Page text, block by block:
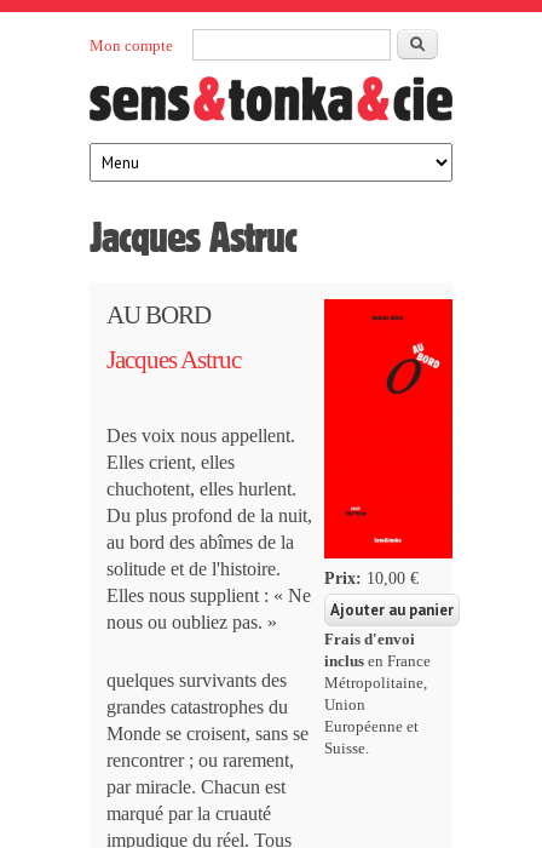
Rechercher
Mon compte
Sens et
Tonka
éditeurs
maison
d’édition
française
Jacques Astruc
AU BORD
Jacques Astruc
Des voix nous appellent.
Elles crient, elles
chuchotent, elles hurlent.
Du plus profond de la nuit,
au bord des abîmes de la
solitude et de l'histoire.
Elles nous supplient : « Ne
nous ou oubliez pas. »
quelques survivants des
grandes catastrophes du
Monde se croisent, sans se
rencontrer ; ou rarement,
par miracle. Chacun est
marqué par la cruauté
impudique du réel. Tous
Prix: 10,00 €
Frais d'envoi
inclus en France
Métropolitaine,
Union
Européenne et
Suisse.